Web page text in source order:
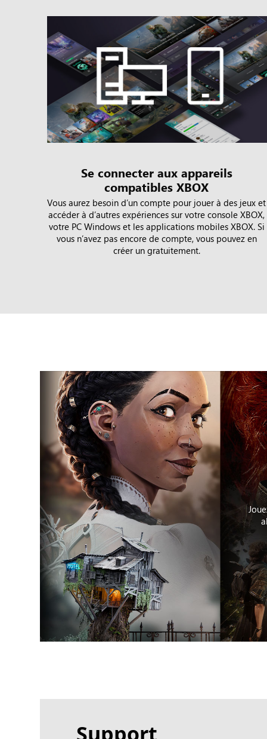
Se connecter aux appareils
compatibles XBOX
Vous aurez besoin dʼun compte pour jouer à des jeux et
accéder à dʼautres expériences sur votre console XBOX,
votre PC Windows et les applications mobiles XBOX. Si
vous n’avez pas encore de compte, vous pouvez en
créer un gratuitement.
Support